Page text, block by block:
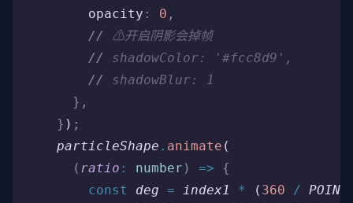
        opacity
: 0 ,
        //
⚠开启阴影会掉帧
        //
shadowColor: '#fcc8d9',
        //
shadowBlur: 1
      },
    }
) ;
    particleShape
. animate (
      (
ratio : number ) => {
        const
deg = index1 * ( 360 /